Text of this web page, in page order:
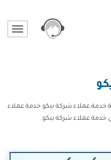
خدمة عملاء شركة بيكو خدمة عملاء
خدمة عملاء شركة بيكو.